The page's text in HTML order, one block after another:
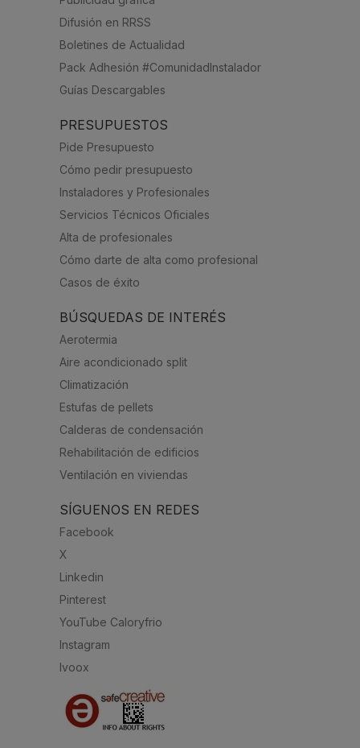
Difusión en RRSS
Boletines de Actualidad
Pack Adhesión #ComunidadInstalador
Guías Descargables
PRESUPUESTOS
Pide Presupuesto
Cómo pedir presupuesto
Instaladores y Profesionales
Servicios Técnicos Oficiales
Alta de profesionales
Cómo darte de alta como profesional
Casos de éxito
BÚSQUEDAS DE INTERÉS
Aerotermia
Aire acondicionado split
Climatización
Estufas de pellets
Calderas de condensación
Rehabilitación de edificios
Ventilación en viviendas
SÍGUENOS EN REDES
Facebook
X
Linkedin
Pinterest
YouTube Caloryfrio
Instagram
Ivoox